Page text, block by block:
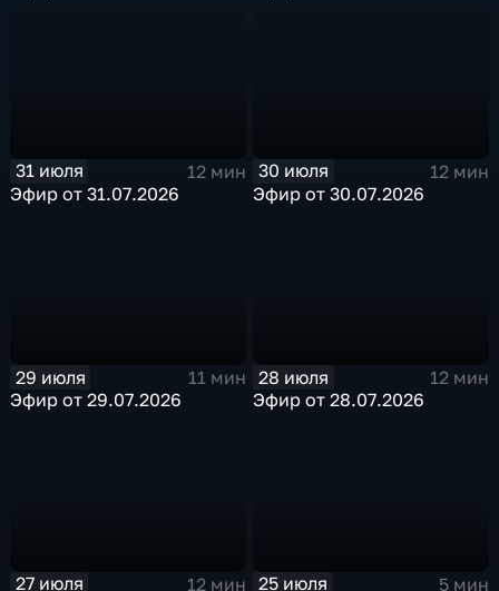
31 июля
12 мин
Эфир от 31.07.2026
30 июля
12 мин
Эфир от 30.07.2026
29 июля
11 мин
Эфир от 29.07.2026
28 июля
12 мин
Эфир от 28.07.2026
27 июля 12 мин 25 июля 5 мин